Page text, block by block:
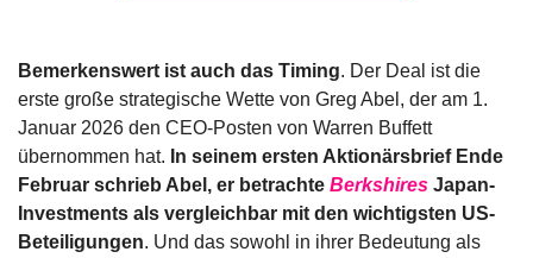
Bemerkenswert ist auch das Timing. Der Deal ist die
erste große strategische Wette von Greg Abel, der am 1.
Januar 2026 den CEO-Posten von Warren Buffett
übernommen hat. In seinem ersten Aktionärsbrief Ende
Februar schrieb Abel, er betrachte Berkshires Japan-
Investments als vergleichbar mit den wichtigsten US-
Beteiligungen. Und das sowohl in ihrer Bedeutung als